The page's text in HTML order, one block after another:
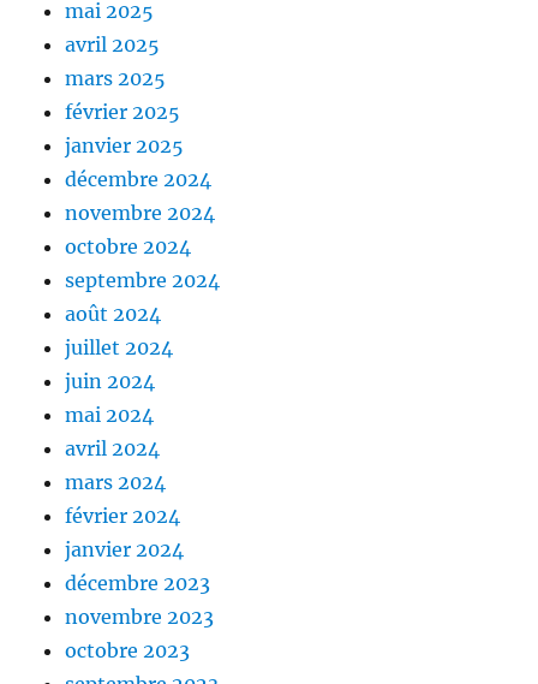
mai 2025
avril 2025
mars 2025
février 2025
janvier 2025
décembre 2024
novembre 2024
octobre 2024
septembre 2024
août 2024
juillet 2024
juin 2024
mai 2024
avril 2024
mars 2024
février 2024
janvier 2024
décembre 2023
novembre 2023
octobre 2023